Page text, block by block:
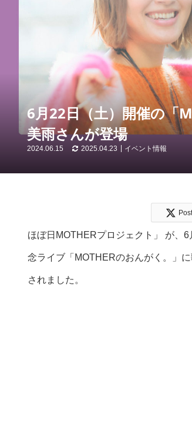
6月22日（土）開催の「
美雨さんが登場
2024.06.15 2025.04.23 イベント情報
Post
ほぼ日MOTHERプロジェクト」 が、
念ライブ「MOTHERのおんがく。」
されました。